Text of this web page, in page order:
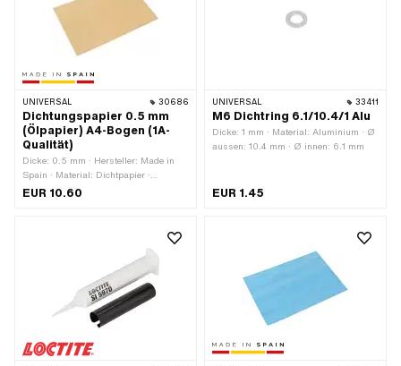
· Ø innen: 10.5 mm · Ø innen: 11 mm ·
Ø innen: 12 mm · Ø innen: 12.5 mm ·
Ø innen: 14 mm · Ø innen: 15 mm · Ø
innen: 16 mm · Ø innen: 16.5 mm · Ø
Anwendungsbereich: Standard ·
Werkstattzubehör
UNIVERSAL 30686
Dichtungspapier 0.5 mm
(Ölpapier) A4-Bogen (1A-
Qualität)
Dicke: 0.5 mm · Hersteller: Made in
Spain · Material: Dichtpapier ·
Verwendungsort: Universal
EUR 10.60
UNIVERSAL 33411
M6 Dichtring 6.1/10.4/1 Alu
Dicke: 1 mm · Material: Aluminium · Ø
aussen: 10.4 mm · Ø innen: 6.1 mm
EUR 1.45